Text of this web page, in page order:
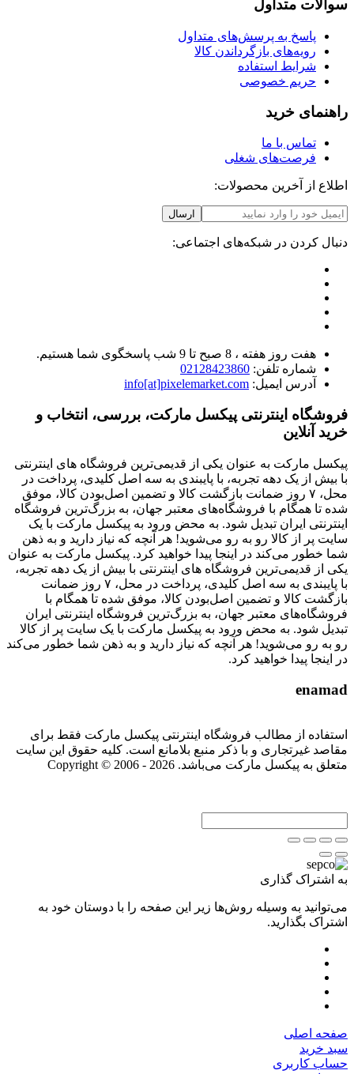
سوالات متداول
پاسخ به پرسش‌های متداول
رویه‌های بازگرداندن کالا
شرایط استفاده
حریم خصوصی
راهنمای خرید
تماس با ما
فرصت‌های شغلی
اطلاع از آخرین محصولات:
ارسال
دنبال کردن در شبکه‌های اجتماعی:
هفت روز هفته ، 8 صبح تا 9 شب پاسخگوی شما هستیم.
شماره تلفن: 02128423860
آدرس ایمیل: info[at]pixelemarket.com
فروشگاه اینترنتی پیکسل مارکت، بررسی، انتخاب و
خرید آنلاین
پیکسل مارکت به عنوان یکی از قدیمی‌ترین فروشگاه های اینترنتی
با بیش از یک دهه تجربه، با پایبندی به سه اصل کلیدی، پرداخت در
محل، ۷ روز ضمانت بازگشت کالا و تضمین اصل‌بودن کالا، موفق
شده تا همگام با فروشگاه‌های معتبر جهان، به بزرگ‌ترین فروشگاه
اینترنتی ایران تبدیل شود. به محض ورود به پیکسل مارکت با یک
سایت پر از کالا رو به رو می‌شوید! هر آنچه که نیاز دارید و به ذهن
شما خطور می‌کند در اینجا پیدا خواهید کرد. پیکسل مارکت به عنوان
یکی از قدیمی‌ترین فروشگاه های اینترنتی با بیش از یک دهه تجربه،
با پایبندی به سه اصل کلیدی، پرداخت در محل، ۷ روز ضمانت
بازگشت کالا و تضمین اصل‌بودن کالا، موفق شده تا همگام با
فروشگاه‌های معتبر جهان، به بزرگ‌ترین فروشگاه اینترنتی ایران
تبدیل شود. به محض ورود به پیکسل مارکت با یک سایت پر از کالا
رو به رو می‌شوید! هر آنچه که نیاز دارید و به ذهن شما خطور می‌کند
در اینجا پیدا خواهید کرد.
enamad
استفاده از مطالب فروشگاه اینترنتی پیکسل مارکت فقط برای
مقاصد غیرتجاری و با ذکر منبع بلامانع است. کلیه حقوق این سایت
متعلق به پیکسل مارکت می‌باشد. Copyright © 2006 - 2026
به اشتراک گذاری
می‌توانید به وسیله روش‌ها زیر این صفحه را با دوستان خود به
اشتراک بگذارید.
صفحه اصلی
سبد خرید
حساب کاربری